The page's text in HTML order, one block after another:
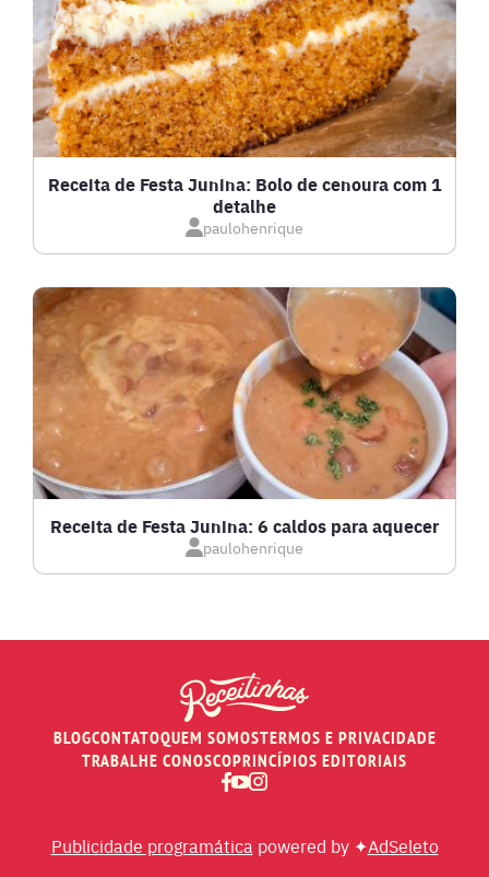
FRANGO
FRUTOS DO MAR
GRATINADOS
LANCHES
LASANHAS
LOW CARB
MASSAS E PASTAS
RECEITAS DE AIR FRYER
Receita de Festa Junina: Bolo de cenoura com 1
detalhe
paulohenrique
Receita de Festa Junina: 6 caldos para aquecer
paulohenrique
BLOGCONTATOQUEM SOMOSTERMOS E PRIVACIDADE
TRABALHE CONOSCOPRINCÍPIOS EDITORIAIS
Publicidade programática powered by ✦AdSeleto